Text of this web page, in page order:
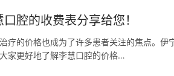
腔的收费表分享给您！
疗的价格也成为了许多患者关注的焦点。伊
家更好地了解李慧口腔的价格…